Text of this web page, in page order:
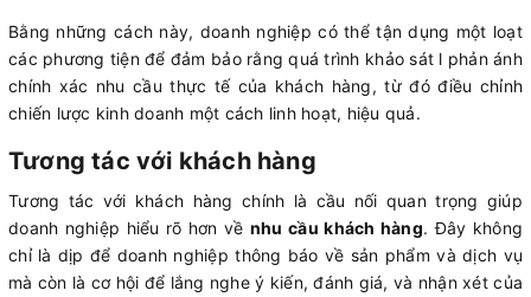
Bằng những cách này, doanh nghiệp có thể tận dụng một loạt
các phương tiện để đảm bảo rằng quá trình khảo sát l phản ánh
chính xác nhu cầu thực tế của khách hàng, từ đó điều chỉnh
chiến lược kinh doanh một cách linh hoạt, hiệu quả.
Tương tác với khách hàng
Tương tác với khách hàng chính là cầu nối quan trọng giúp
doanh nghiệp hiểu rõ hơn về nhu cầu khách hàng. Đây không
chỉ là dịp để doanh nghiệp thông báo về sản phẩm và dịch vụ
mà còn là cơ hội để lắng nghe ý kiến, đánh giá, và nhận xét của